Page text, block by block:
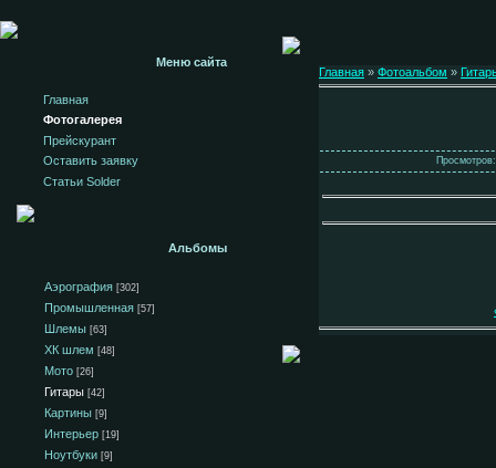
Меню сайта
Главная
Фотогалерея
Прейскурант
Оставить заявку
Статьи Solder
Альбомы
Аэрография [302]
Промышленная [57]
Шлемы [63]
ХК шлем [48]
Мото [26]
Гитары [42]
Картины [9]
Интерьер [19]
Ноутбуки [9]
Главная » Фотоальбом »